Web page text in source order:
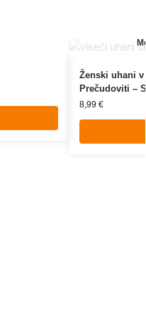
Ženski uhani
Prečudoviti –
8,99 €